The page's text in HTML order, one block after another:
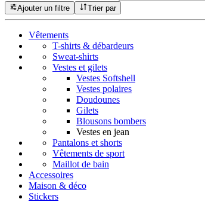
Ajouter un filtre
Trier par
Vêtements
T-shirts & débardeurs
Sweat-shirts
Vestes et gilets
Vestes Softshell
Vestes polaires
Doudounes
Gilets
Blousons bombers
Vestes en jean
Pantalons et shorts
Vêtements de sport
Maillot de bain
Accessoires
Maison & déco
Stickers